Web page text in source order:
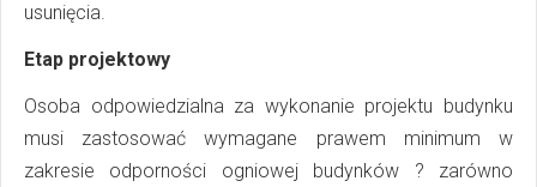
usunięcia.
Etap projektowy
Osoba odpowiedzialna za wykonanie projektu budynku
musi zastosować wymagane prawem minimum w
zakresie odporności ogniowej budynków ? zarówno